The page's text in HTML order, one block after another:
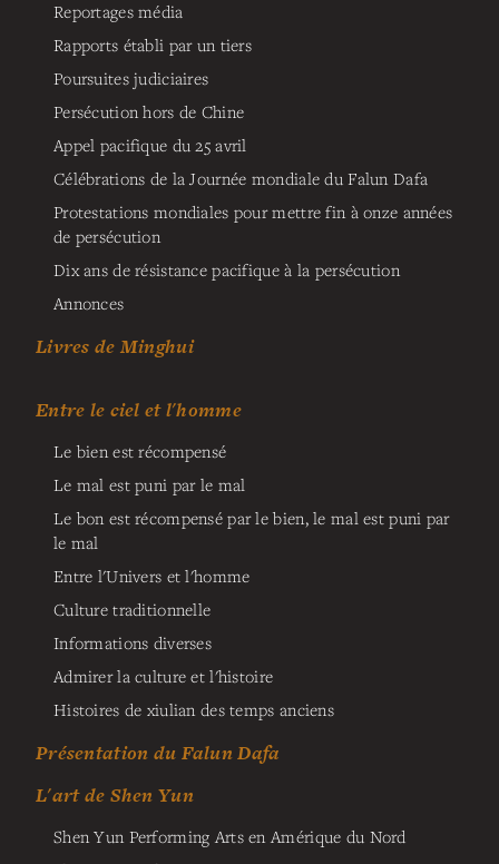
Reportages média
Rapports établi par un tiers
Poursuites judiciaires
Persécution hors de Chine
Appel pacifique du 25 avril
Célébrations de la Journée mondiale du Falun Dafa
Protestations mondiales pour mettre fin à onze années
de persécution
Dix ans de résistance pacifique à la persécution
Annonces
Livres de Minghui
Entre le ciel et l'homme
Le bien est récompensé
Le mal est puni par le mal
Le bon est récompensé par le bien, le mal est puni par
le mal
Entre l'Univers et l'homme
Culture traditionnelle
Informations diverses
Admirer la culture et l'histoire
Histoires de xiulian des temps anciens
Présentation du Falun Dafa
L'art de Shen Yun
Shen Yun Performing Arts en Amérique du Nord